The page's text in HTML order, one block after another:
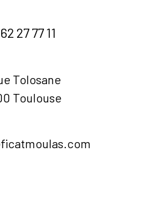
27 77 11
Tolosane
Toulouse